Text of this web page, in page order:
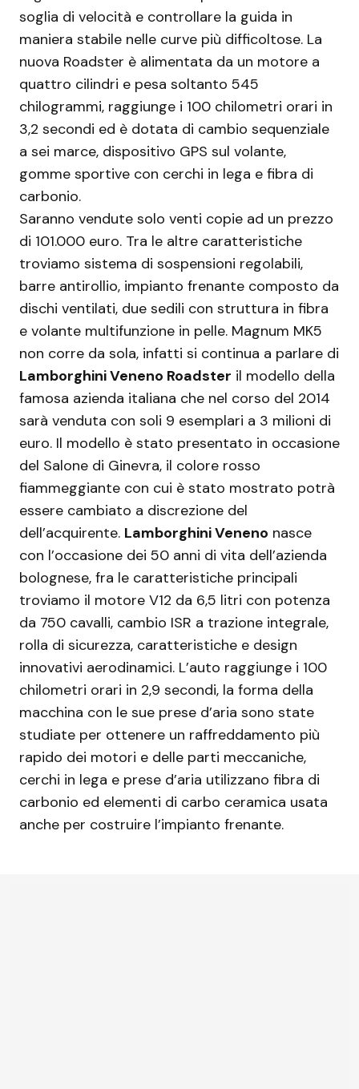
soglia di velocità e controllare la guida in
maniera stabile nelle curve più difficoltose. La
nuova Roadster è alimentata da un motore a
quattro cilindri e pesa soltanto 545
chilogrammi, raggiunge i 100 chilometri orari in
3,2 secondi ed è dotata di cambio sequenziale
a sei marce, dispositivo GPS sul volante,
gomme sportive con cerchi in lega e fibra di
carbonio.
Saranno vendute solo venti copie ad un prezzo
di 101.000 euro. Tra le altre caratteristiche
troviamo sistema di sospensioni regolabili,
barre antirollio, impianto frenante composto da
dischi ventilati, due sedili con struttura in fibra
e volante multifunzione in pelle. Magnum MK5
non corre da sola, infatti si continua a parlare di
Lamborghini Veneno Roadster il modello della
famosa azienda italiana che nel corso del 2014
sarà venduta con soli 9 esemplari a 3 milioni di
euro. Il modello è stato presentato in occasione
del Salone di Ginevra, il colore rosso
fiammeggiante con cui è stato mostrato potrà
essere cambiato a discrezione del
dell’acquirente. Lamborghini Veneno nasce
con l’occasione dei 50 anni di vita dell’azienda
bolognese, fra le caratteristiche principali
troviamo il motore V12 da 6,5 litri con potenza
da 750 cavalli, cambio ISR a trazione integrale,
rolla di sicurezza, caratteristiche e design
innovativi aerodinamici. L’auto raggiunge i 100
chilometri orari in 2,9 secondi, la forma della
macchina con le sue prese d’aria sono state
studiate per ottenere un raffreddamento più
rapido dei motori e delle parti meccaniche,
cerchi in lega e prese d’aria utilizzano fibra di
carbonio ed elementi di carbo ceramica usata
anche per costruire l’impianto frenante.